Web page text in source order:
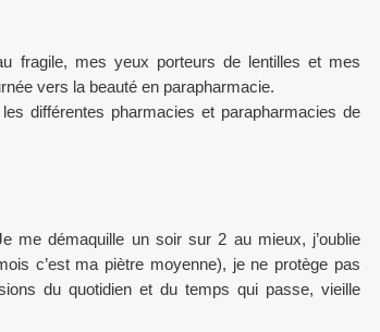
fragile, mes yeux porteurs de lentilles et mes
vers la beauté en parapharmacie.
différentes pharmacies et parapharmacies de
démaquille un soir sur 2 au mieux, j’oublie
c’est ma piètre moyenne), je ne protège pas
du quotidien et du temps qui passe, vieille